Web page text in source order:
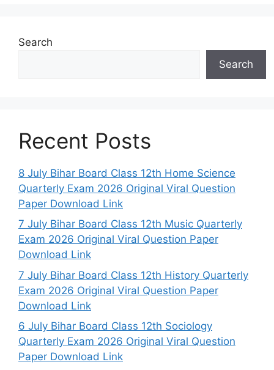
Search
Search
Recent Posts
8 July Bihar Board Class 12th Home Science
Quarterly Exam 2026 Original Viral Question
Paper Download Link
7 July Bihar Board Class 12th Music Quarterly
Exam 2026 Original Viral Question Paper
Download Link
7 July Bihar Board Class 12th History Quarterly
Exam 2026 Original Viral Question Paper
Download Link
6 July Bihar Board Class 12th Sociology
Quarterly Exam 2026 Original Viral Question
Paper Download Link